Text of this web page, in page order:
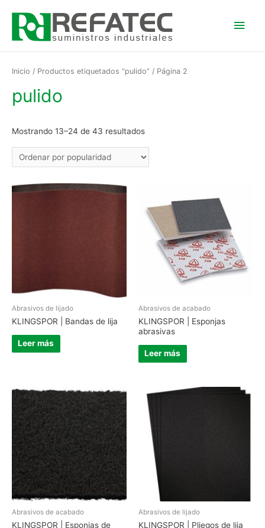
Inicio / Productos etiquetados “pulido” / Página 2
pulido
Mostrando 13–24 de 43 resultados
Abrasivos de lijado
KLINGSPOR | Bandas de lija
Leer más
Abrasivos de acabado
KLINGSPOR | Esponjas
abrasivas
Leer más
Abrasivos de acabado
KLINGSPOR | Esponjas de
Abrasivos de lijado
KLINGSPOR | Pliegos de lija